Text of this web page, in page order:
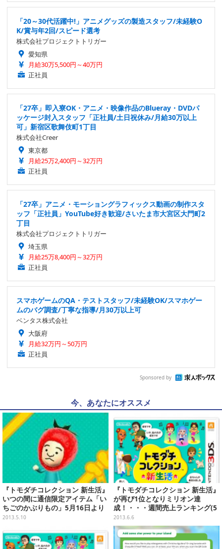
「20～30代活躍中!」アニメグッズの製造スタッフ/未経験O
K/賞与年2回/スピード選考
株式会社プロジェクトトリガー
愛知県
月給30万5,500円～40万円
正社員
「27卒」即入寮OK・アニメ・映像作品のBlueray・DVDパ
ッケージ封入スタッフ「正社員/土日祝休み/月給30万以上
可」新宿区歌舞伎町1丁目
株式会社Creer
東京都
月給25万2,400円～32万円
正社員
「27卒」アニメ・モーショングラフィックス動画の制作スタ
ッフ「正社員」YouTube好き歓迎/さいたま市大宮区大門町2
丁目
株式会社プロジェクトトリガー
埼玉県
月給25万8,400円～32万円
正社員
スマホゲームのQA・テストスタッフ/未経験OK/スマホゲー
ムのバグ調査/丁寧な指導/月30万以上可
ベンタス株式会社
大阪府
月給32万円～50万円
正社員
Sponsored by
今、あなたにオススメ
『トモダチコレクション 新生活』
いつの間に通信限定アイテム「い
ちごのかぶりもの」5月16日より
配信
2013.5.10
『トモダチコレクション 新生活』
が再び1位となりミリオン達
成！・・・週間売上ランキング(5
月27日～6月2日)
2013.6.6